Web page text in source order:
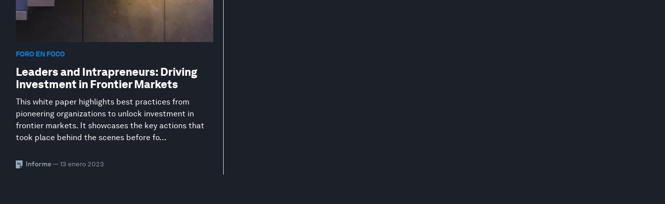
FORO EN FOCO
Leaders and Intrapreneurs: Driving
Investment in Frontier Markets
This white paper highlights best practices from
pioneering organizations to unlock investment in
frontier markets. It showcases the key actions that
took place behind the scenes before fo...
Informe— 13 enero 2023